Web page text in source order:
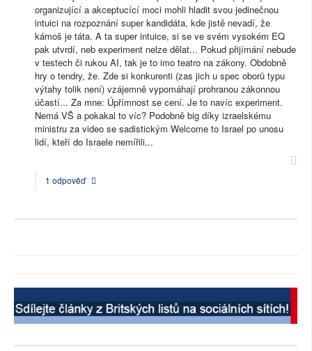
organizující a akceptucící moci mohli hladit svou jedinečnou
intuici na rozpoznání super kandidáta, kde jistě nevadí, že
kámoš je táta. A ta super intuice, si se ve svém vysokém EQ
pak utvrdí, neb experiment nelze dělat... Pokud přijímání nebude
v testech či rukou AI, tak je to imo teatro na zákony. Obdobně
hry o tendry, že. Zde si konkurenti (zas jich u spec oborů typu
výtahy tolik není) vzájemně vypomáhají prohranou zákonnou
účastí... Za mne: Úpřímnost se cení. Je to navíc experiment.
Nemá VŠ a pokakal to víc? Podobně big díky izraelskému
ministru za video se sadistickým Welcome to Israel po unosu
lidí, kteří do Israele nemířili...
1 odpověď